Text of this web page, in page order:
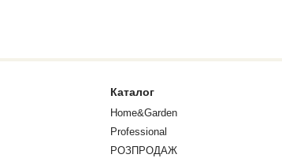
Каталог
Home&Garden
Professional
РОЗПРОДАЖ